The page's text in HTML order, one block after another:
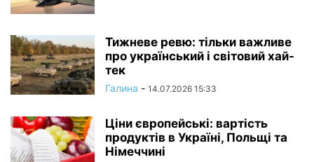
Тижневе ревю: тільки важливе
про український і світовий хай-
тек
Галина - 14.07.2026 15:33
Ціни європейські: вартість
продуктів в Україні, Польщі та
Німеччині